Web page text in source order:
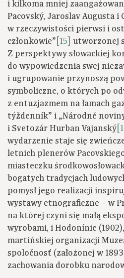
i kilkoma mniej
Pacovský, Jaroslav Augusta i
w rzeczywistości pierwsi i
członkowie” [15] utworzonej
Z perspektywy słowackiej
do wypowiedzenia swej
i ugrupowanie przynoszą
symboliczne, o których po
z entuzjazmem na łamach
týždenník” i „Národné
i Svetozár Hurban Vajanský
wydarzenie staje się
letnich plenerów
miasteczku
bogatych tradycjach
pomysł jego realizacji
wystawy etnograficzne – w
na której czyni się małą
wyrobami, i Hodonínie
martińskiej organizacji
spoločnosť (założonej w
zachowania dorobku